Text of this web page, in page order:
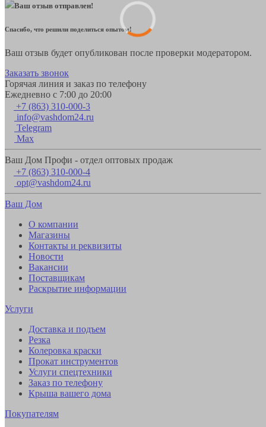
Ваш отзыв отправлен!
Спасибо, что решили поделиться опытом!
Ваш отзыв будет опубликован после проверки модератором.
Заказать звонок
Горячая линия и заказ по телефону
Ежедневно с 7:00 до 20:00
+7 (863) 310-000-3
info@vashdom24.ru
Telegram
Max
Ваш Дом Профи - отдел оптовых продаж
+7 (863) 310-000-4
opt@vashdom24.ru
Ваш Дом
О компании
Магазины
Контакты и реквизиты
Новости
Вакансии
Поставщикам
Раскрытие информации
Услуги
Доставка и подъем
Резка
Колеровка краски
Прокат инструментов
Услуги спецтехники
Заказ по телефону
Крыша вашего дома
Покупателям